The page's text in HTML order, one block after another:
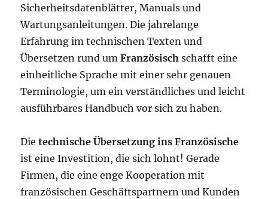
Sicherheitsdatenblätter, Manuals und
Wartungsanleitungen. Die jahrelange
Erfahrung im technischen Texten und
Übersetzen rund umFranzösisch schafft eine
einheitliche Sprache mit einer sehr genauen
Terminologie, um ein verständliches und leicht
ausführbares Handbuch vor sich zu haben.
Dietechnische Übersetzung ins Französische
ist eine Investition, die sich lohnt! Gerade
Firmen, die eine enge Kooperation mit
französischen Geschäftspartnern und Kunden